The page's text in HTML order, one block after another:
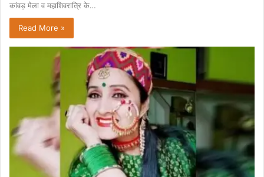
कांवड़ मेला व महाशिवरात्रि के…
Read More »